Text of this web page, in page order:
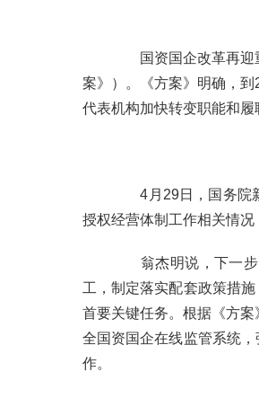
国资国企改革再迎
案》）。《方案》明确，到
代表机构加快转变职能和履
4 月 29日，国务院
授权经营体制工作相关情况
翁杰明说，下一
工，制定落实配套政策措
首要关键任务。根据《方
全国资国企在线监管系统
作。